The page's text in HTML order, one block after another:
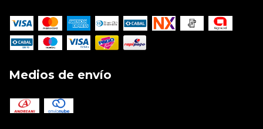
Medios de envío